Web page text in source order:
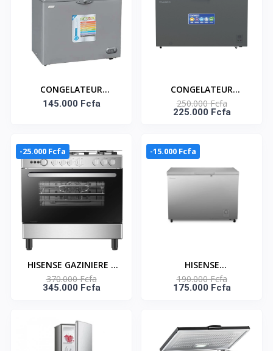
CONGELATEUR
HORIZONTAL 235
145.000 Fcfa
CONGELATEUR
HORIZONTAL UNE
PORTE ECO ENERGIE -
250.000 Fcfa
225.000 Fcfa
-25.000 Fcfa
HISENSE GAZINIERE 5
FEUX - ELECTRIQUE 41
W - HFG90335RX
370.000 Fcfa
345.000 Fcfa
-15.000 Fcfa
HISENSE
CONGÉLATEUR
HORIZONTAL AVEC
FC-40DD4HA
190.000 Fcfa
175.000 Fcfa